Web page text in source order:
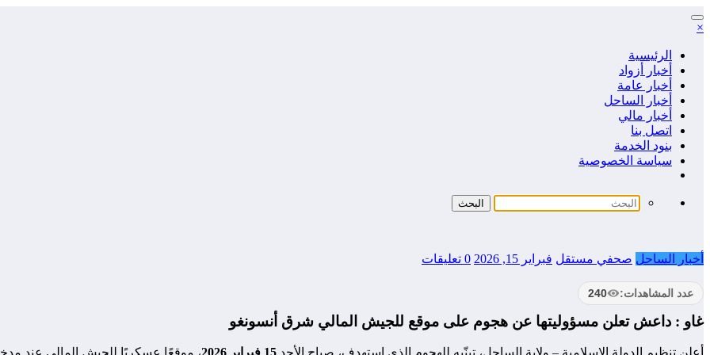
التجاوز
إلى
×
الرئيسية
أخبار أزواد
أخبار عامة
أخبار الساحل
أخبار مالي
اتصل بنا
بنود الخدمة
سياسة الخصوصية
أخبار الساحل صحفي مستقل فبراير 15, 2026 0 تعليقات
عدد المشاهدات: 240
غاو : داعش تعلن مسؤوليتها عن هجوم على موقع للجيش المالي شرق أنسونغو